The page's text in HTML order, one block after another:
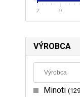
2 9
VÝROBCA
Minoti 129